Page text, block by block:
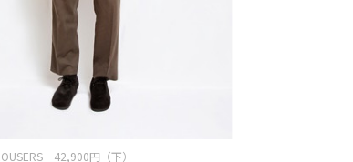
42,900円（下）